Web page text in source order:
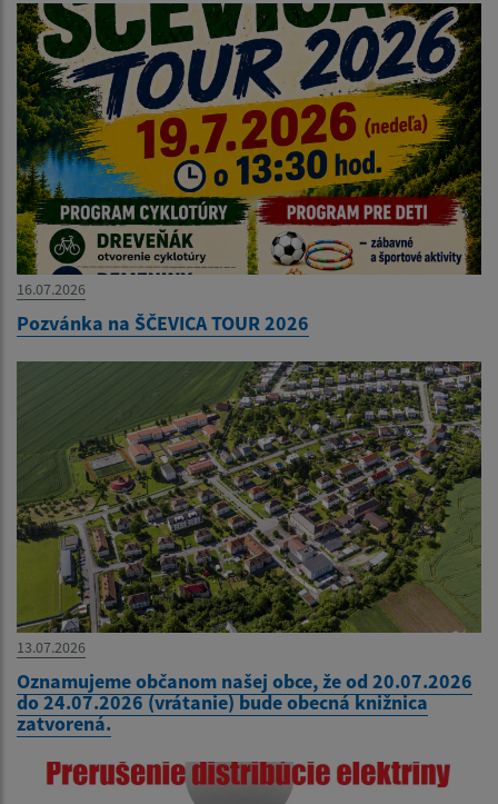
16.07.2026
Pozvánka na ŠČEVICA TOUR 2026
13.07.2026
Oznamujeme občanom našej obce, že od 20.07.2026
do 24.07.2026 (vrátanie) bude obecná knižnica
zatvorená.